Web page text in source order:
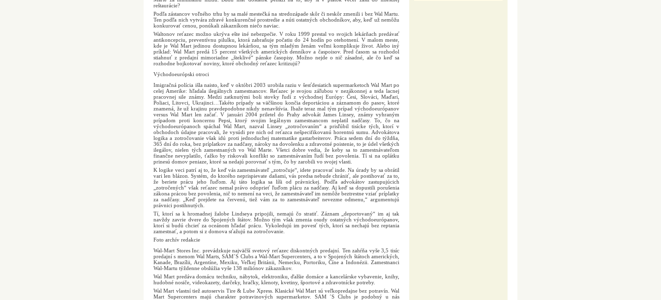
reštaurácie?
Podľa zástancov voľného trhu by sa malé mestečká na stredozápade skôr či neskôr zmenili i bez Wal Martu.
Ten podľa nich vytvára zdravé konkurenčné prostredie a núti ostatných obchodníkov, aby, keď už nemôžu
konkurovať cenou, ponúkali zákazníkom niečo naviac.
Waltonov reťazec možno ukrýva ešte iné nebezpečie. V roku 1999 prestal vo svojich lekárňach predávať
antikoncepciu, preventívnu pilulku, ktorá zabraňuje počatiu do 24 hodín po otehotnení. V malom meste,
kde je Wal Mart jedinou dostupnou lekárňou, sa tým mladým ženám veľmi komplikuje život. Alebo iný
príklad: Wal Mart predá 15 percent všetkých amerických denníkov a časpoisov. Pred časom sa rozhodol
stiahnuť z predajní mimoriadne „šteklivé“ pánske časopisy. Možno nejde o nič zásadné, ale čo keď sa
rozhodne bojkotovať noviny, ktoré obchodný reťazec kritizujú?
Východoeurópski otroci
Imigračná polícia išla naisto, keď v októbri 2003 urobila raziu v šesťdesiatich supermarketoch Wal Mart po
celej Amerike: hľadala ilegálnych zamestnancov. Reťazec je svojou záľubou v nezákonnej a teda lacnej
pracovnej sile známy. Medzi zatknutými boli stovky ľudí z východnej Európy: Česi, Slováci, Maďari,
Poliaci, Litovci, Ukrajinci…Takéto prípady sa väčšinou končia deportáciou a záznamom do pasov, ktoré
znamená, že už krajinu pravdepodobne nikdy nenavštívia. Ibaže teraz mal tým prípad východoeurópanov
versus Wal Mart len začať. V januári 2004 priletel do Prahy advokát James Linsey, známy vyhraným
prípadom proti koncernu Pepsi, ktorý svojim legálnym zamestnancom neplatil nadčasy. To, čo na
východoeurópanoch spáchal Wal Mart, nazval Linsey „zotročovaním“ a prisľúbil tisícke tých, ktorí v
obchodoch údajne pracovali, že vysúdi pre nich od reťazca nešpecifikovanú horentnú sumu. Advokátova
logika a zotročovanie však idú proti jednoduchej matematike gastarbeiterov. Práca sedem dní do týždňa,
365 dní do roka, bez príplatkov za nadčasy, nároky na dovolenku a zdravotné poistenie, to je údel všetkých
ilegálov, nielen tých zamestnaných vo Wal Marte. Všetci dobre vedia, že keby sa to zamestnávateľom
finančne nevyplatilo, ťažko by riskovali konflikt so zamestnávaním ľudí bez povolenia. Tí si na oplátku
prinesú domov peniaze, ktoré sa nedajú porovnať s tým, čo by zarobili vo svojej vlasti.
K logike veci patrí aj to, že keď vás zamestnávateľ „zotročuje“, idete pracovať inde. Na úrady by sa obrátil
vari len blázon. Systém, do ktorého neprispievate daňami, vás predsa nebude chrániť, ale postihovať za to,
že beriete prácu jeho ľuďom. Aj táto logika sa líši od právnickej. Podľa advokátov zastupujúcich
„zotročených“ však reťazec nemal právo odoprieť ľuďom plácu za nadčasy. Aj keď sa dopustili porušenia
zákona prácou bez povolenia, nič to nemení na veci, že zamestnávateľ im nemôže beztrestne vziať príplatky
za nadčasy. „Keď prejdete na červenú, tiež vám za to zamestnávateľ nevezme odmenu,“ argumentujú
právnici postihnutých.
Tí, ktorí sa k hromadnej žalobe Lindseya pripojili, nemajú čo stratiť. Záznam „deportovaný“ im aj tak
navždy zavrie dvere do Spojených štátov. Možno tým však zmenia osudy ostatných východoeurópanov,
ktorí si budú chcieť za oceánom hľadať prácu. Vykoledujú im povesť tých, ktorí sa nechajú bez reptania
zamestnať, a potom si z domova sťažujú na zotročovanie.
Foto archív redakcie
Wal-Mart Stores Inc. prevádzkuje najväčší svetový reťazec diskontných predajní. Ten zahŕňa vyše 3,5 tisíc
predajní s menom Wal Marts, SAM´S Clubs a Wal-Mart Supercenters, a to v Spojených štátoch amerických,
Kanade, Brazílii, Argentíne, Mexiku, Veľkej Británii, Nemecku, Portoriku, Číne a Indonézii. Zamestnanci
Wal-Martu týždenne obslúžia vyše 138 miliónov zákazníkov.
Wal Mart predáva domácu techniku, nábytok, elektroniku, ďalšie domáce a kancelárske vybavenie, knihy,
hudobné nosiče, videokazety, darčeky, hračky, klenoty, kvetiny, športové a zdravotnícke potreby.
Wal Mart vlastní tiež autoservis Tire & Lube Xpress. Klasické Wal Mart sú veľkopredajne bez potravín. Wal
Mart Supercenters majú charakter potravinových supermarketov. SAM ´S Clubs je podobný u nás